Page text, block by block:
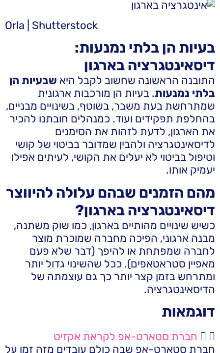
Orla | Shutterstock
בעיות הן בלתי נמנעות:
דיסאינטגרציה בארגון
התובנה הראשונה שחשוב לקבל היא שבעיות הן
בלתי נמנעות. בעיות הן מורכבות ארגונית
שמתרחשת בעת משבר, בשוטף, בשינויים מבניים,
בהחלפת תפקידים ועוד. כמנהלים חובתנו להכיר
את הארגון, לדעת לזהות את הסימנים
לדיסאינטגרציה ולהבין שמדובר בביטוי של קושי
וטיפול בביטוי לא יעלים את הקושי, לעיתים אפילו
יעמיק אותו.
מהם הזמנים שבהם עלולה להיווצר
דיסאינטגרציה בארגון?
כשיש שינויים מהותיים בארגון, כמו שוק משתנה,
מבנה ארגוני, הפיכה מחברה שמוכרת מוצר
לחברה שמפתחת או להיפך (דבר שלא פעם
מאפיין סטראטאפים). ככל שהשינוי גדול יותר
ומתרחש בזמן קצר יותר כך גם עוצמתה של
הדיסאינטגרציה.
דוגמאות
חברת סטארט-אפ לקראת אקזיט
חברת סטארט-אפ שבה כולם עובדים מזה זמן על